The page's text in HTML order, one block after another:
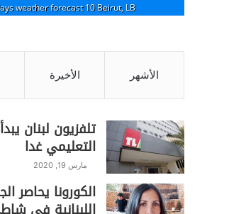
Beirut, LB
10 days weather forecast ▸
الأشهر الأخيرة
تلفزيون لبنان
التعليمي غدا
مارس 19, 2020
الكورونا يحاصر